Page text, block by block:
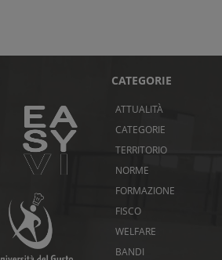
CATEGORIE
ATTUALITÀ
CATEGORIE
TERRITORIO
NORME
FORMAZIONE
FISCO
WELFARE
BANDI